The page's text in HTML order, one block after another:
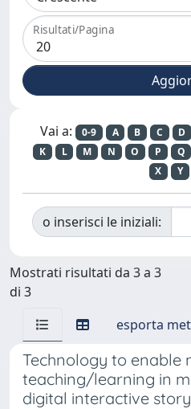
Risultati/Pagina
Vai a: 0-9 A B C D
K
L M N O P Q
X
Y
o inserisci le iniziali:
Mostrati risultati da 3 a 3
di 3
esporta
Technology to enable
teaching/learning in
digital interactive